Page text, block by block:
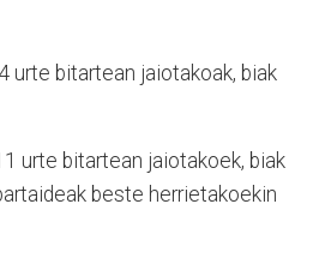
urte bitartean jaiotakoak, biak
urte bitartean jaiotakoek, biak
beste herrietakoekin